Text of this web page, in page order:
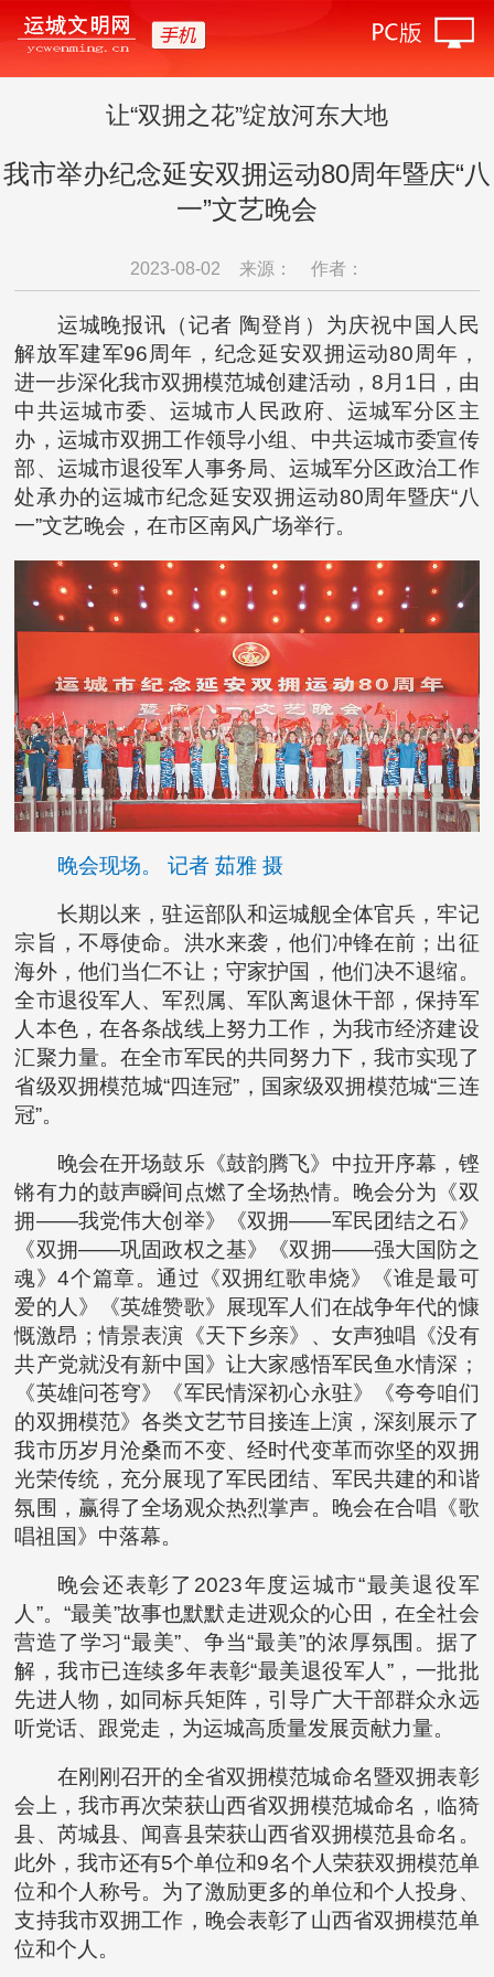
让“双拥之花”绽放河东大地
我市举办纪念延安双拥运动80周年暨庆“八
一”文艺晚会
2023-08-02 来源： 作者：
运城晚报讯（记者 陶登肖）为庆祝中国人民
解放军建军96周年，纪念延安双拥运动80周年，
进一步深化我市双拥模范城创建活动，8月1日，由
中共运城市委、运城市人民政府、运城军分区主
办，运城市双拥工作领导小组、中共运城市委宣传
部、运城市退役军人事务局、运城军分区政治工作
处承办的运城市纪念延安双拥运动80周年暨庆“八
一”文艺晚会，在市区南风广场举行。
晚会现场。 记者 茹雅 摄
长期以来，驻运部队和运城舰全体官兵，牢记
宗旨，不辱使命。洪水来袭，他们冲锋在前；出征
海外，他们当仁不让；守家护国，他们决不退缩。
全市退役军人、军烈属、军队离退休干部，保持军
人本色，在各条战线上努力工作，为我市经济建设
汇聚力量。在全市军民的共同努力下，我市实现了
省级双拥模范城“四连冠”，国家级双拥模范城“三连
冠”。
晚会在开场鼓乐《鼓韵腾飞》中拉开序幕，铿
锵有力的鼓声瞬间点燃了全场热情。晚会分为《双
拥——我党伟大创举》《双拥——军民团结之石》
《双拥——巩固政权之基》《双拥——强大国防之
魂》4个篇章。通过《双拥红歌串烧》《谁是最可
爱的人》《英雄赞歌》展现军人们在战争年代的慷
慨激昂；情景表演《天下乡亲》、女声独唱《没有
共产党就没有新中国》让大家感悟军民鱼水情深；
《英雄问苍穹》《军民情深初心永驻》《夸夸咱们
的双拥模范》各类文艺节目接连上演，深刻展示了
我市历岁月沧桑而不变、经时代变革而弥坚的双拥
光荣传统，充分展现了军民团结、军民共建的和谐
氛围，赢得了全场观众热烈掌声。晚会在合唱《歌
唱祖国》中落幕。
晚会还表彰了2023年度运城市“最美退役军
人”。“最美”故事也默默走进观众的心田，在全社会
营造了学习“最美”、争当“最美”的浓厚氛围。据了
解，我市已连续多年表彰“最美退役军人”，一批批
先进人物，如同标兵矩阵，引导广大干部群众永远
听党话、跟党走，为运城高质量发展贡献力量。
在刚刚召开的全省双拥模范城命名暨双拥表彰
会上，我市再次荣获山西省双拥模范城命名，临猗
县、芮城县、闻喜县荣获山西省双拥模范县命名。
此外，我市还有5个单位和9名个人荣获双拥模范单
位和个人称号。为了激励更多的单位和个人投身、
支持我市双拥工作，晚会表彰了山西省双拥模范单
位和个人。